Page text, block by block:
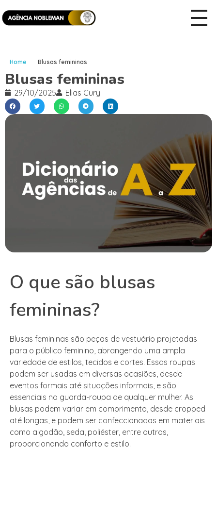
Home Blusas femininas
Blusas femininas
29/10/2025 Elias Cury
O que são blusas
femininas?
Blusas femininas são peças de vestuário projetadas
para o público feminino, abrangendo uma ampla
variedade de estilos, tecidos e cortes. Essas roupas
podem ser usadas em diversas ocasiões, desde
eventos formais até situações informais, e são
essenciais no guarda-roupa de qualquer mulher. As
blusas podem variar em comprimento, desde cropped
até longas, e podem ser confeccionadas em materiais
como algodão, seda, poliéster, entre outros,
proporcionando conforto e estilo.